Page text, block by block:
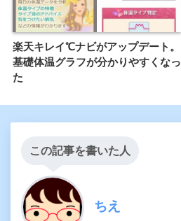
楽天キレイ℃ナビがアップデート。
基礎体温グラフが分かりやすくなっ
た
この記事を書いた人
ちえ